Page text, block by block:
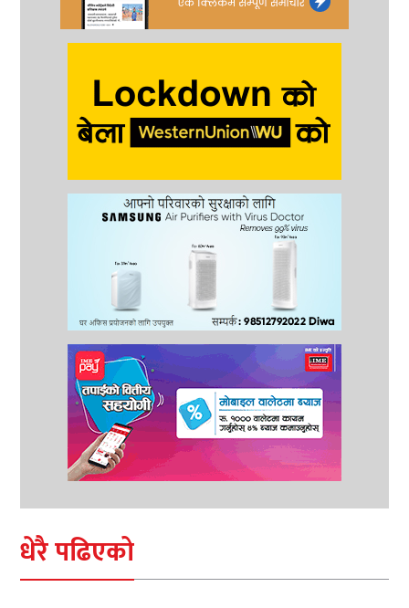
धेरै पढिएको